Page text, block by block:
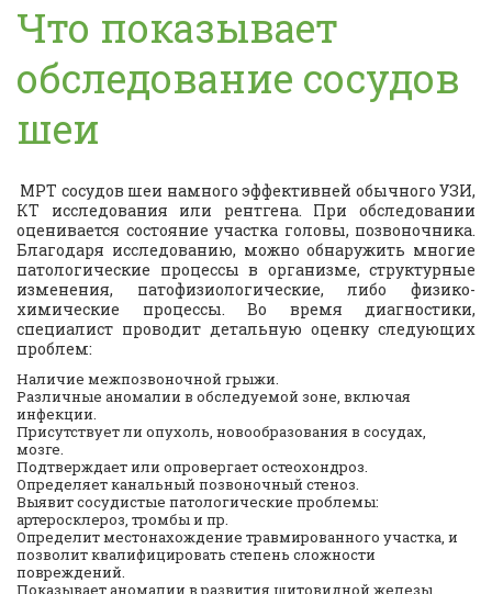
Что показывает
обследование сосудов
шеи
МРТ сосудов шеи намного эффективней обычного УЗИ,
КТ исследования или рентгена. При обследовании
оценивается состояние участка головы, позвоночника.
Благодаря исследованию, можно обнаружить многие
патологические процессы в организме, структурные
изменения, патофизиологические, либо физико-
химические процессы. Во время диагностики,
специалист проводит детальную оценку следующих
проблем:
Наличие межпозвоночной грыжи.
Различные аномалии в обследуемой зоне, включая
инфекции.
Присутствует ли опухоль, новообразования в сосудах,
мозге.
Подтверждает или опровергает остеохондроз.
Определяет канальный позвоночный стеноз.
Выявит сосудистые патологические проблемы:
артеросклероз, тромбы и пр.
Определит местонахождение травмированного участка, и
позволит квалифицировать степень сложности
повреждений.
Показывает аномалии в развития щитовидной железы,